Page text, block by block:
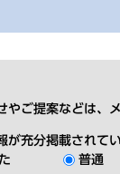
やご提案などは、
が充分掲載されて
普通